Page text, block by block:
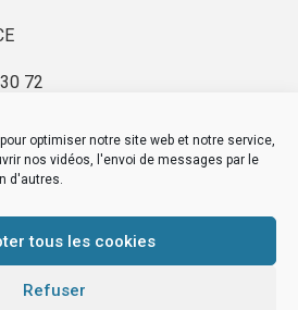
optimiser notre site web et notre service,
nos vidéos, l'envoi de messages par le
d'autres.
tous les cookies
Refuser
72
Mentions Légales
byeDovel.com